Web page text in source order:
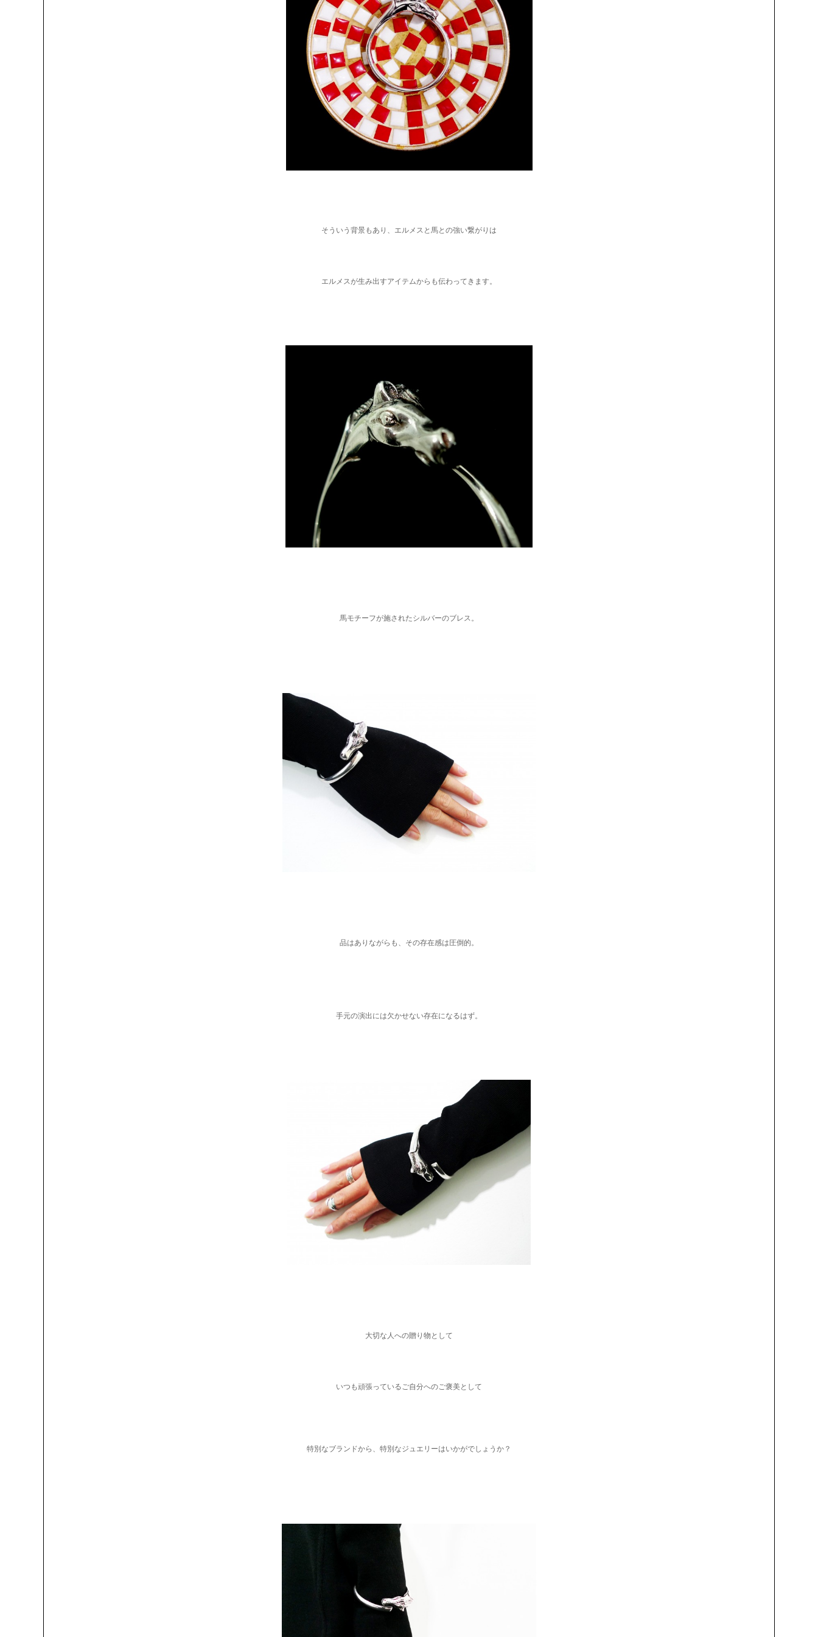
そういう背景もあり、エルメスと馬との強い繋がりは
エルメスが生み出すアイテムからも伝わってきます。
馬モチーフが施されたシルバーのブレス。
品はありながらも、その存在感は圧倒的。
手元の演出には欠かせない存在になるはず。
大切な人への贈り物として
いつも頑張っているご自分へのご褒美として
特別なブランドから、特別なジュエリーはいかがでしょうか？